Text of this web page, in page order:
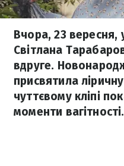
Вчора, 23 вересня,
Світлана
вдруге.
присвятила
чуттєвому кліпі
моменти вагітності.